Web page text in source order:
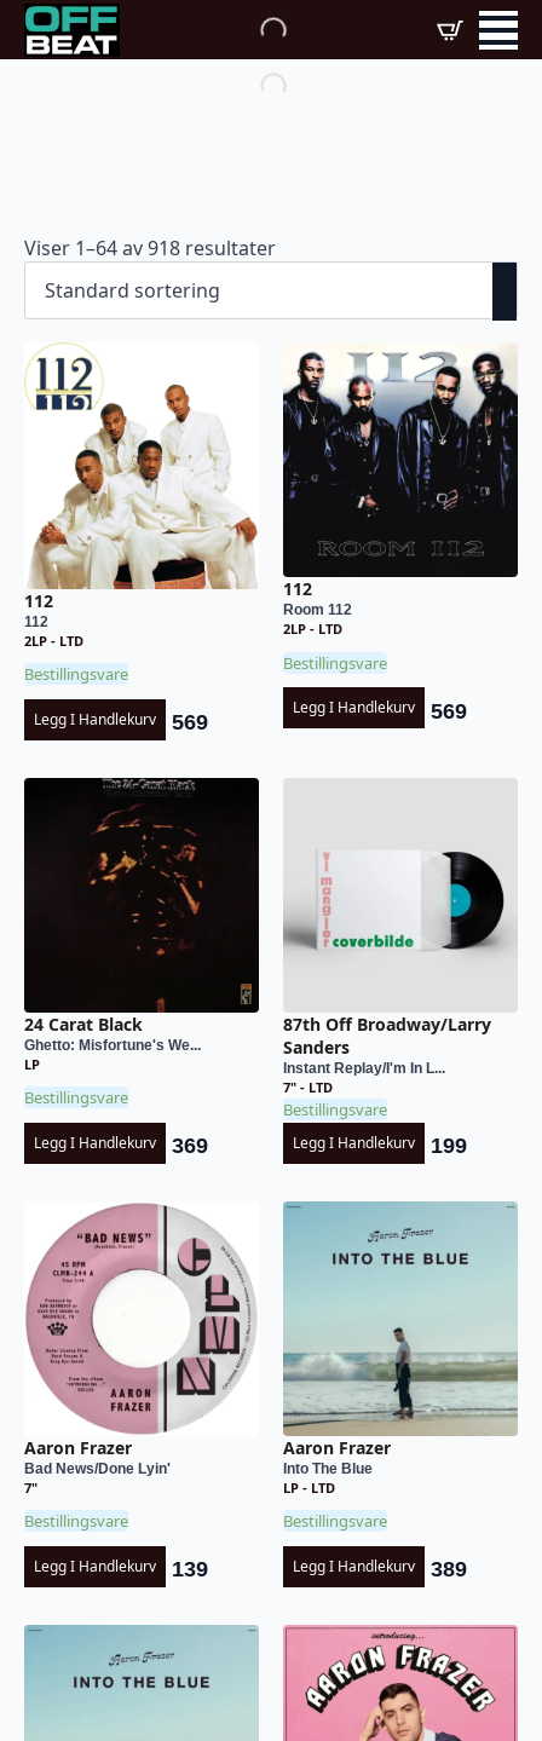
Viser 1–64 av 918 resultater
112
112
2LP - LTD
Bestillingsvare
Legg I Handlekurv 569
112
Room 112
2LP - LTD
Bestillingsvare
Legg I Handlekurv 569
24 Carat Black
Ghetto: Misfortune's We...
LP
Bestillingsvare
Legg I Handlekurv 369
87th Off Broadway/Larry
Sanders
Instant Replay/I'm In L...
7" - LTD
Bestillingsvare
Legg I Handlekurv 199
Aaron Frazer
Bad News/Done Lyin'
7"
Bestillingsvare
Legg I Handlekurv 139
Aaron Frazer
Into The Blue
LP - LTD
Bestillingsvare
Legg I Handlekurv 389